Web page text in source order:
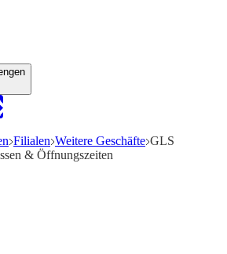
Filialen Weitere Geschäfte GLS
& Öffnungszeiten